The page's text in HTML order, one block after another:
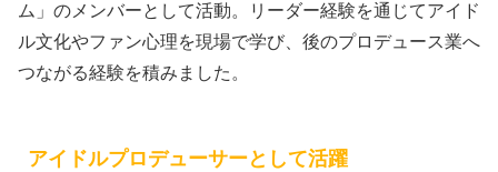
ム」のメンバーとして活動。リーダー経験を通じてアイド
ル文化やファン心理を現場で学び、後のプロデュース業へ
つながる経験を積みました。
アイドルプロデューサーとして活躍